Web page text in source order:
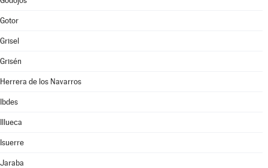
Gotor
Grisel
Grisén
Herrera de los Navarros
Ibdes
Illueca
Isuerre
Jaraba